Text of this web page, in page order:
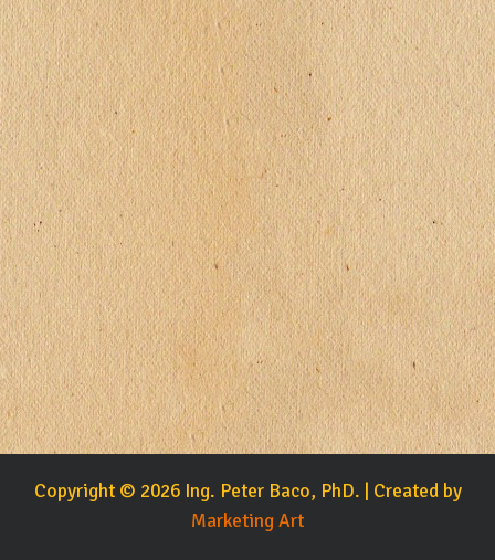
Copyright © 2026 Ing. Peter Baco, PhD. | Created by
Marketing Art